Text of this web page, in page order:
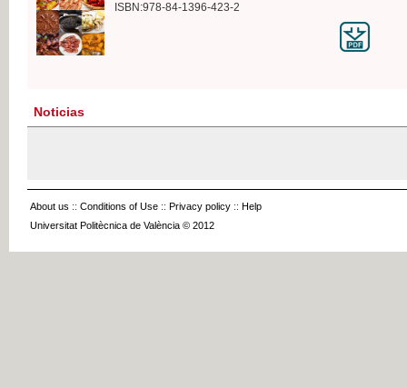
ISBN:978-84-1396-423-2
Noticias
About us :: Conditions of Use :: Privacy policy :: Help
Universitat Politècnica de València © 2012